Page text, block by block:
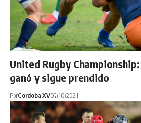
United Rugby
ganó y sigue prendido
PorCordoba XV02/10/2021